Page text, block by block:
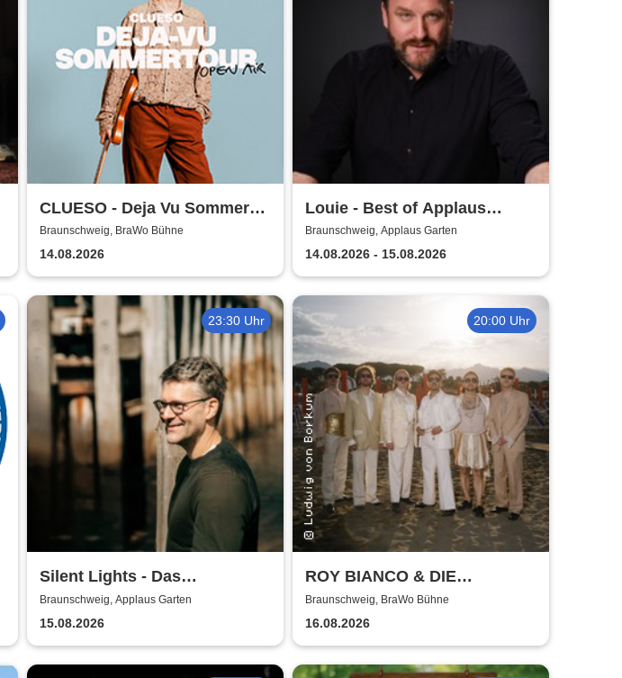
CLUESO - Deja Vu Sommer
Open Air
Braunschweig, BraWo Bühne
14.08.2026
Louie - Best of Applaus
Garten
Braunschweig, Applaus Garten
14.08.2026 - 15.08.2026
23:30 Uhr
Silent Lights - Das
Mitternachtskonzert
Braunschweig, Applaus Garten
15.08.2026
20:00 Uhr
ROY BIANCO & DIE
ABBRUNZATI BOYS - LIVE
2026
Braunschweig, BraWo Bühne
16.08.2026